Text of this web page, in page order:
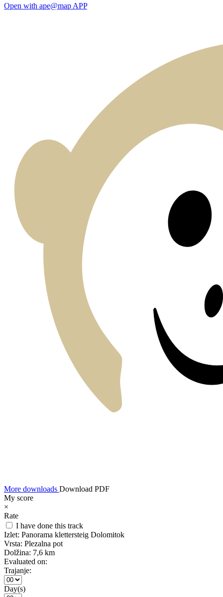
Open with ape@map APP
More downloads Download PDF
My score
×
Rate
I have done this track
Izlet: Panorama klettersteig Dolomitok
Vrsta: Plezalna pot
Dolžina: 7,6 km
Evaluated on:
Trajanje:
Day(s)